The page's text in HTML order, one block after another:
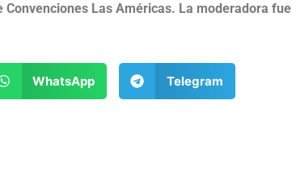
Las Américas. La moderadora fue
WhatsApp Telegram